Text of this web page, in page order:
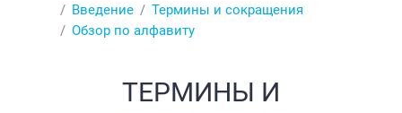
Введение
Термины и сокращения
Обзор по алфавиту
ТЕРМИНЫ И